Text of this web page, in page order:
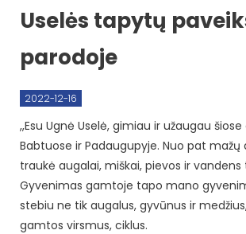
Uselės tapytų
parodoje
2022-12-16
,,Esu Ugnė Uselė, gimiau ir užaugau
Babtuose ir Padaugupyje. Nuo pat
traukė augalai, miškai, pievos ir vandens
Gyvenimas gamtoje tapo mano
stebiu ne tik augalus, gyvūnus ir
gamtos virsmus, ciklus.